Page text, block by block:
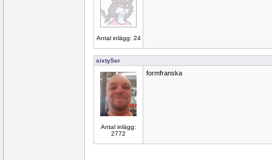
Antal inlägg: 24
sixty5er
Antal inlägg:
2772
formfranska